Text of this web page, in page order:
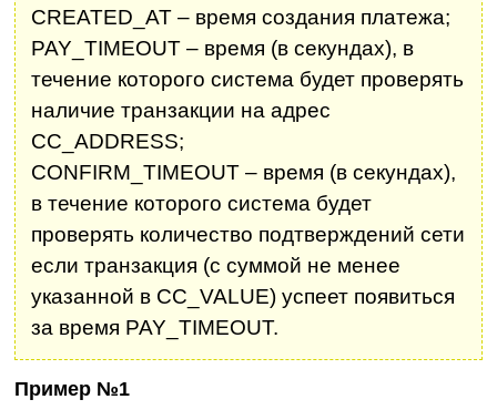
CREATED_AT – время создания платежа;
PAY_TIMEOUT – время (в секундах), в
течение которого система будет проверять
наличие транзакции на адрес
CC_ADDRESS;
CONFIRM_TIMEOUT – время (в секундах),
в течение которого система будет
проверять количество подтверждений сети
если транзакция (с суммой не менее
указанной в CC_VALUE) успеет появиться
за время PAY_TIMEOUT.
Пример №1